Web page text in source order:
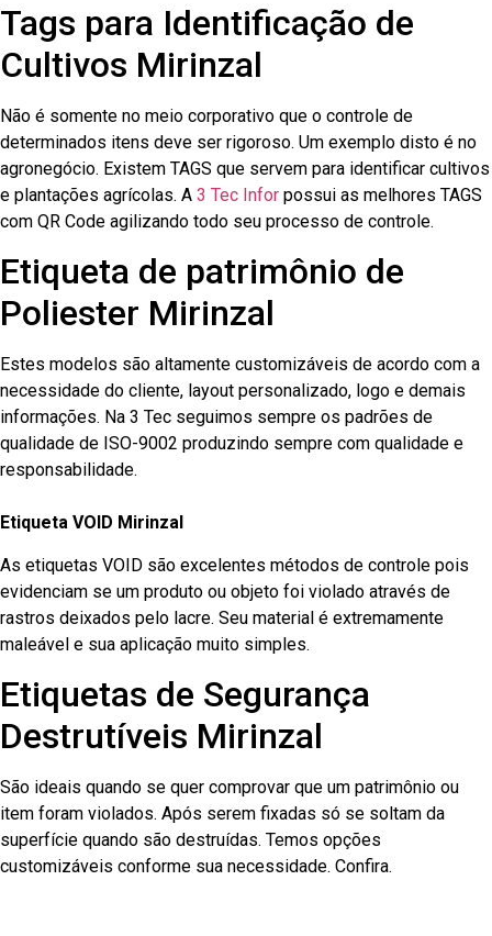
Tags para Identificação de
Cultivos Mirinzal
Não é somente no meio corporativo que o controle de
determinados itens deve ser rigoroso. Um exemplo disto é no
agronegócio. Existem TAGS que servem para identificar cultivos
e plantações agrícolas. A 3 Tec Infor possui as melhores TAGS
com QR Code agilizando todo seu processo de controle.
Etiqueta de patrimônio de
Poliester Mirinzal
Estes modelos são altamente customizáveis de acordo com a
necessidade do cliente, layout personalizado, logo e demais
informações. Na 3 Tec seguimos sempre os padrões de
qualidade de ISO-9002 produzindo sempre com qualidade e
responsabilidade.
Etiqueta VOID Mirinzal
As etiquetas VOID são excelentes métodos de controle pois
evidenciam se um produto ou objeto foi violado através de
rastros deixados pelo lacre. Seu material é extremamente
maleável e sua aplicação muito simples.
Etiquetas de Segurança
Destrutíveis Mirinzal
São ideais quando se quer comprovar que um patrimônio ou
item foram violados. Após serem fixadas só se soltam da
superfície quando são destruídas. Temos opções
customizáveis conforme sua necessidade. Confira.